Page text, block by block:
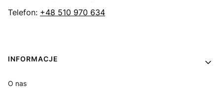
Telefon: +48 510 970 634
Linki w stopce
INFORMACJE
O nas